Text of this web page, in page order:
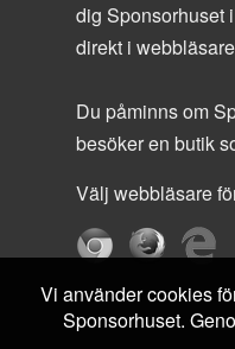
dig Sponsorhuset
direkt i
Du påminns om
besöker en butik
Välj webbläsare
Vi använder cookies
Sponsorhuset.